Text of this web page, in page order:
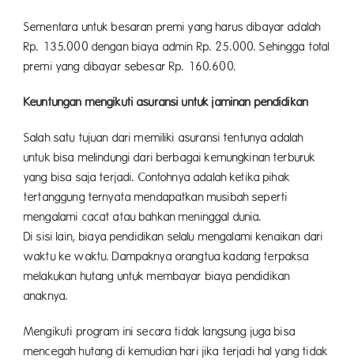
Sementara untuk besaran premi yang harus dibayar adalah
Rp. 135.000 dengan biaya admin Rp. 25.000. Sehingga total
premi yang dibayar sebesar Rp. 160.600.
Keuntungan mengikuti asuransi untuk jaminan pendidikan
Salah satu tujuan dari memiliki asuransi tentunya adalah
untuk bisa melindungi dari berbagai kemungkinan terburuk
yang bisa saja terjadi. Contohnya adalah ketika pihak
tertanggung ternyata mendapatkan musibah seperti
mengalami cacat atau bahkan meninggal dunia.
Di sisi lain, biaya pendidikan selalu mengalami kenaikan dari
waktu ke waktu. Dampaknya orangtua kadang terpaksa
melakukan hutang untuk membayar biaya pendidikan
anaknya.
Mengikuti program ini secara tidak langsung juga bisa
mencegah hutang di kemudian hari jika terjadi hal yang tidak